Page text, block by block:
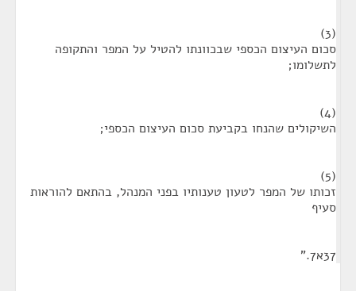
(3)
סכום העיצום הכספי שבכוונתו להטיל על המפר והתקופה
לתשלומו;
(4)
השיקולים שהנחו בקביעת סכום העיצום הכספי;
(5)
זכותו של המפר לטעון טענותיו בפני המנהל, בהתאם להוראות
סעיף
37א7."